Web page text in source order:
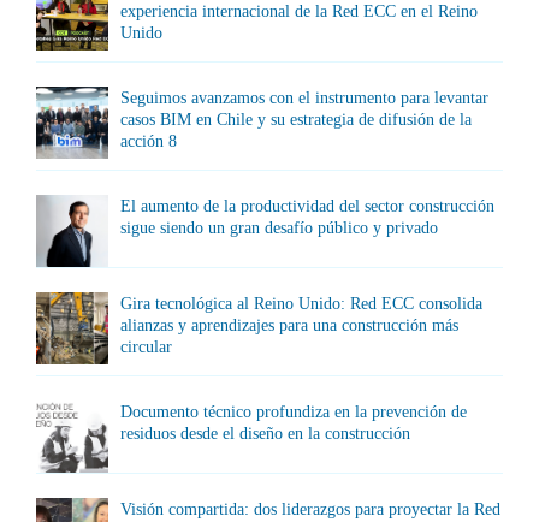
experiencia internacional de la Red ECC en el Reino
Unido
Seguimos avanzamos con el instrumento para levantar
casos BIM en Chile y su estrategia de difusión de la
acción 8
El aumento de la productividad del sector construcción
sigue siendo un gran desafío público y privado
Gira tecnológica al Reino Unido: Red ECC consolida
alianzas y aprendizajes para una construcción más
circular
Documento técnico profundiza en la prevención de
residuos desde el diseño en la construcción
Visión compartida: dos liderazgos para proyectar la Red